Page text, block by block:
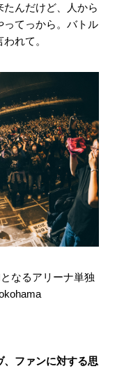
んだけど、人から
ってっから。バトル
れて。
なるアリーナ単独
、ファンに対する思